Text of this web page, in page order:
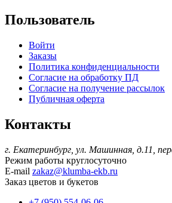
Пользователь
Войти
Заказы
Политика конфиденциальности
Согласие на обработку ПД
Согласие на получение рассылок
Публичная оферта
Контакты
г. Екатеринбург, ул. Машинная, д.11,
Режим работы круглосуточно
E-mail zakaz@klumba-ekb.ru
Заказ цветов и букетов